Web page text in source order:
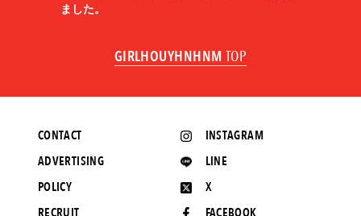
ました。
GIRLHOUYHNHNM TOP
INSTAGRAM
LINE
X
CONTACT
ADVERTISING
POLICY